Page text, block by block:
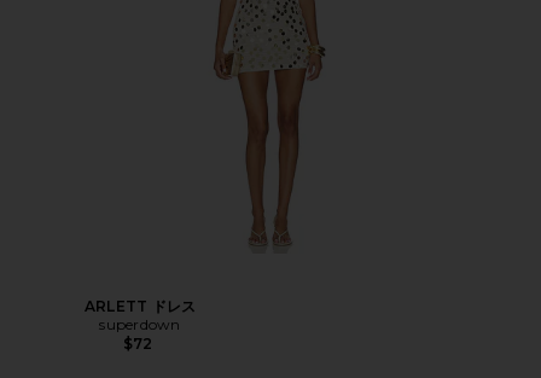
ARLETT ドレス
superdown
$72